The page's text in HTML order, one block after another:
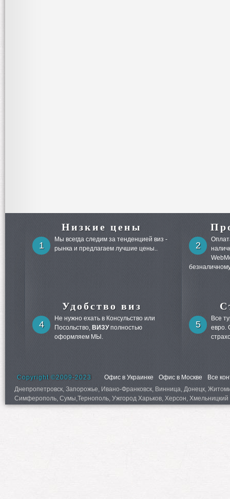
Низкие цены
1
Мы всегда следим за тенденцией виз -
рынка и предлагаем лучшие цены..
2
Удобство виз
4
Не нужно ехать в Консульство или
Посольство, ВИЗУполностью
оформляем МЫ.
5
Все
евро.
Copyright ©2009-2023 Офис в Украинке Офис в Москве
Все
Днепропетровск, Запорожье, Ивано-Франковск, Винница, Донецк,
Симферополь, Сумы,Тернополь, Ужгород Харьков, Херсон,